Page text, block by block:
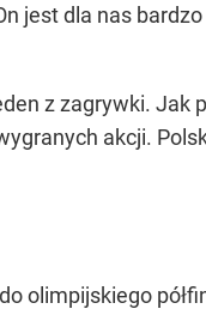
jest dla nas
z zagrywki.
akcji.
olimpijskiego